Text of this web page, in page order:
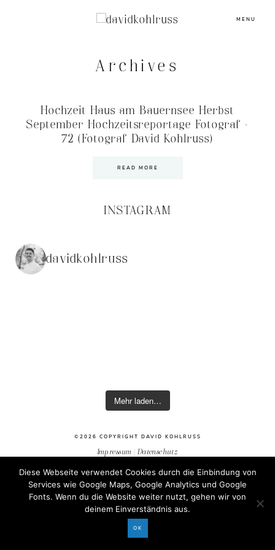
MENU
Archives
Hochzeit Haus am Bauernsee Herbst
September Hochzeitsreportage Fotograf –
72 (Fotograf David Kohlruss)
READ MORE
INSTAGRAM
davidkohlruss
Mehr laden…
©2026 COPYRIGHT DAVID KOHLRUSS
Impressum | Datenschutz
Diese Webseite verwendet Cookies durch die Einbindung von
Services wie Google Maps, Google Analytics und Google
Fonts. Wenn du die Website weiter nutzt, gehen wir von
deinem Einverständnis aus.
OK